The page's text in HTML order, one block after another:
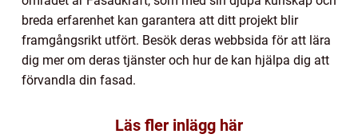
breda erfarenhet kan garantera att ditt projekt blir
framgångsrikt utfört. Besök deras webbsida för att lära
dig mer om deras tjänster och hur de kan hjälpa dig att
förvandla din fasad.
Läs fler inlägg här